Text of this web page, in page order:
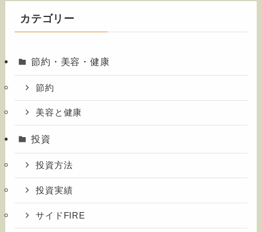
カテゴリー
節約・美容・健康
節約
美容と健康
投資
投資方法
投資実績
サイドFIRE